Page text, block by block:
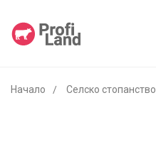
Начало Селско стопанство